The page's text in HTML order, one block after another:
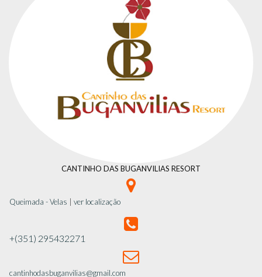
CANTINHO DAS BUGANVILIAS RESORT

Queimada - Velas ver localização

+(351) 295432271

cantinhodasbuganvilias@gmail.com